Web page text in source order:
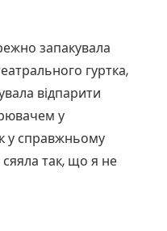
запакувала
гуртка,
відпарити
у
у справжньому
сяяла так, що я не